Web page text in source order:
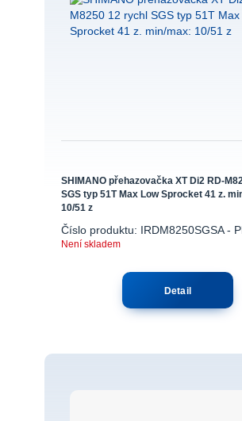
SHIMANO přehazovačka XT Di2 RD-
SGS typ 51T Max Low Sprocket 41 z.
10/51 z
Číslo produktu: IRDM8250SGSA -
Není skladem
Detail